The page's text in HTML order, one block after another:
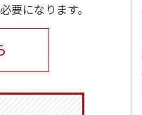
年七月場所
】
要になります。